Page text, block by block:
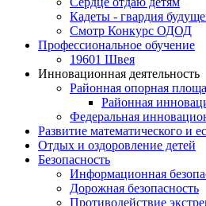
Кадеты - гвардия
Смотр Конкурс ОДОД
Профессиональное обучение
19601 Швея
Инновационная деятельность
Районная опорная
Районная
Федеральная
Развитие математического и
Отдых и оздоровление детей
Безопасность
Информационная
Дорожная безопасность
Противодействие